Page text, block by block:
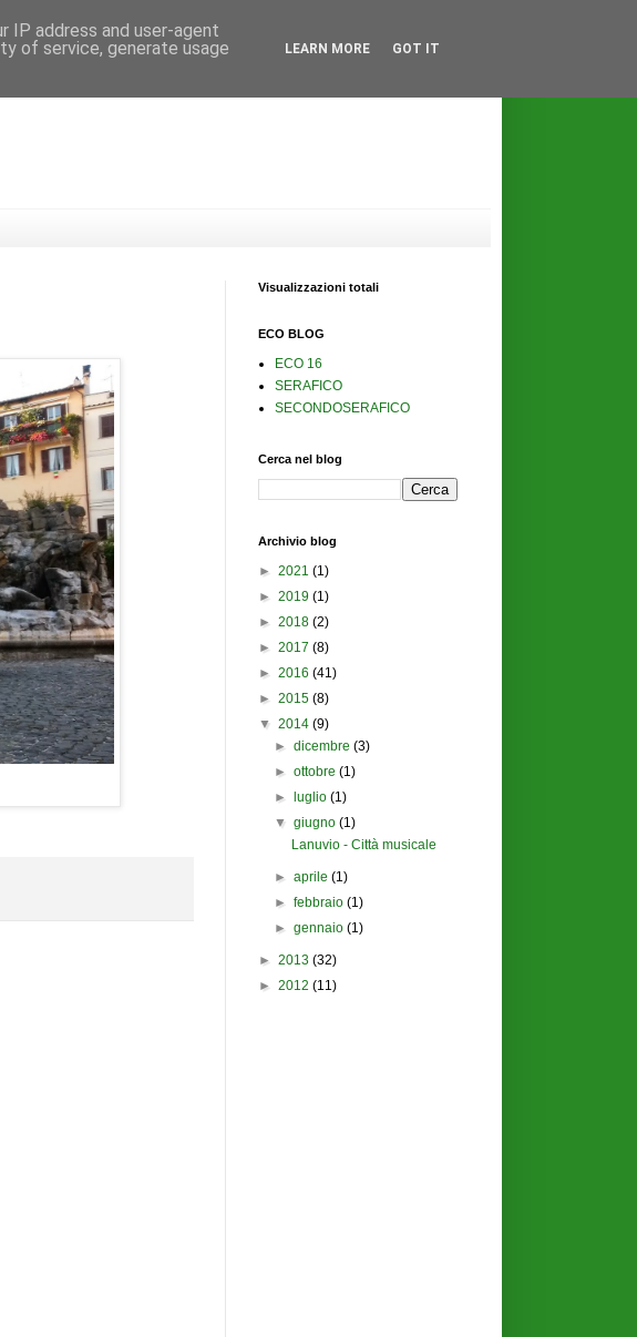
Visualizzazioni totali
ECO BLOG
ECO 16
SERAFICO
SECONDOSERAFICO
Cerca nel blog
Archivio blog
► 2021 (1)
► 2019 (1)
► 2018 (2)
► 2017 (8)
► 2016 (41)
► 2015 (8)
▼ 2014 (9)
►dicembre(3)
►ottobre(1)
►luglio(1)
▼giugno(1)
Lanuvio - Città musicale
►aprile(1)
►febbraio(1)
►gennaio(1)
► 2013 (32)
► 2012 (11)
IP address and user-agent
of service, generate usage
LEARN MORE GOT IT